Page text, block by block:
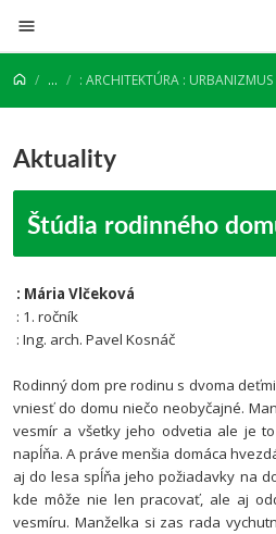
Prejsť na obsah
... : ARCHITEKTÚRA : URBANIZMUS
Aktuality
Štúdia rodinného
: Mária Vlčeková
: 1. ročník
: Ing. arch. Pavel Kosnáč
Rodinný dom pre rodinu s dvoma
vniesť do domu niečo neobyčajné.
vesmír a všetky jeho odvetia ale je
napĺňa. A práve menšia domáca
aj do lesa spĺňa jeho požiadavky na
kde môže nie len pracovať, ale aj
vesmíru. Manželka si zas rada